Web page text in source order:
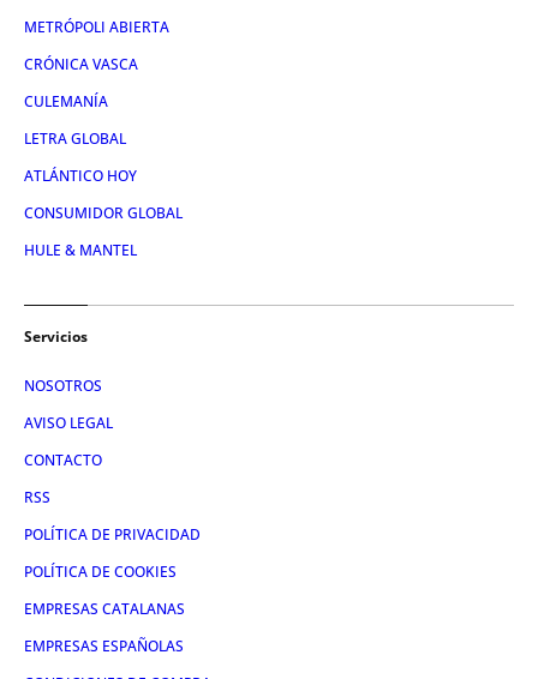
METRÓPOLI ABIERTA
CRÓNICA VASCA
CULEMANÍA
LETRA GLOBAL
ATLÁNTICO HOY
CONSUMIDOR GLOBAL
HULE & MANTEL
Servicios
NOSOTROS
AVISO LEGAL
CONTACTO
RSS
POLÍTICA DE PRIVACIDAD
POLÍTICA DE COOKIES
EMPRESAS CATALANAS
EMPRESAS ESPAÑOLAS